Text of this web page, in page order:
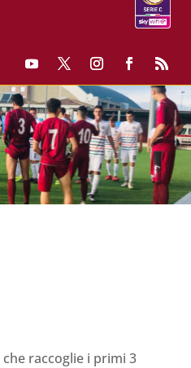
che raccoglie i primi 3